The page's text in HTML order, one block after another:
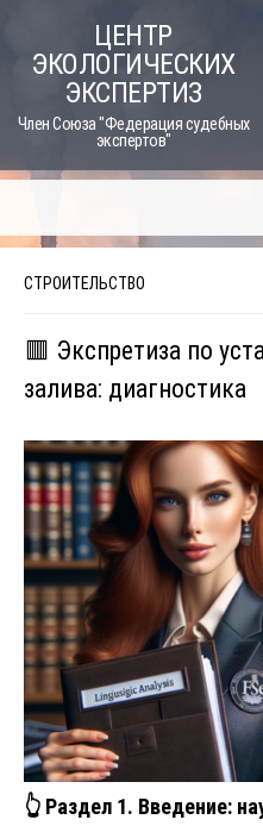
content
ЦЕНТР
ЭКОЛОГИЧЕСКИХ
ЭКСПЕРТИЗ
Член Союза "Федерация судебных
экспертов"
СТРОИТЕЛЬСТВО
🟥 Экспретиза по
залива: диагностика
👆 Раздел 1. Введение: